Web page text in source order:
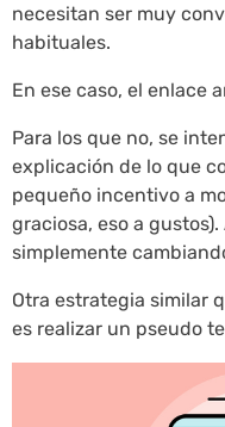
necesitan ser muy
habituales.
En ese caso, el enlace
Para los que no, se
explicación de lo que
pequeño incentivo a
graciosa, eso a
simplemente
Otra estrategia similar
es realizar un pseudo